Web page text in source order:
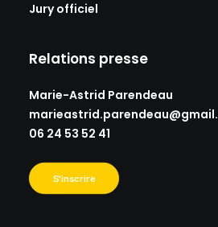
Jury officiel
Relations presse
Marie-Astrid Parendeau
marieastrid.parendeau@gmail.
06 24 53 52 41
S'inscrire